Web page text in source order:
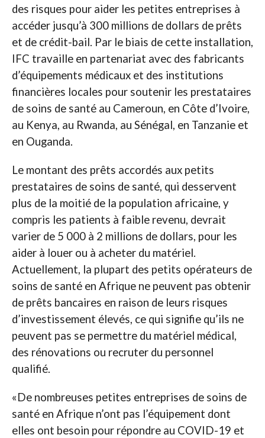
des risques pour aider les petites entreprises à
accéder jusqu’à 300 millions de dollars de prêts
et de crédit-bail. Par le biais de cette installation,
IFC travaille en partenariat avec des fabricants
d’équipements médicaux et des institutions
financières locales pour soutenir les prestataires
de soins de santé au Cameroun, en Côte d’Ivoire,
au Kenya, au Rwanda, au Sénégal, en Tanzanie et
en Ouganda.
Le montant des prêts accordés aux petits
prestataires de soins de santé, qui desservent
plus de la moitié de la population africaine, y
compris les patients à faible revenu, devrait
varier de 5 000 à 2 millions de dollars, pour les
aider à louer ou à acheter du matériel.
Actuellement, la plupart des petits opérateurs de
soins de santé en Afrique ne peuvent pas obtenir
de prêts bancaires en raison de leurs risques
d’investissement élevés, ce qui signifie qu’ils ne
peuvent pas se permettre du matériel médical,
des rénovations ou recruter du personnel
qualifié.
«De nombreuses petites entreprises de soins de
santé en Afrique n’ont pas l’équipement dont
elles ont besoin pour répondre au COVID-19 et